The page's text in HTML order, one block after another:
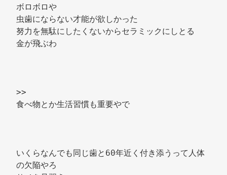
ボロボロや
虫歯にならない才能が欲しかった
努力を無駄にしたくないからセラミックにしとる
金が飛ぶわ
>>
食べ物とか生活習慣も重要やで
いくらなんでも同じ歯と60年近く付き添うって人体
の欠陥やろ